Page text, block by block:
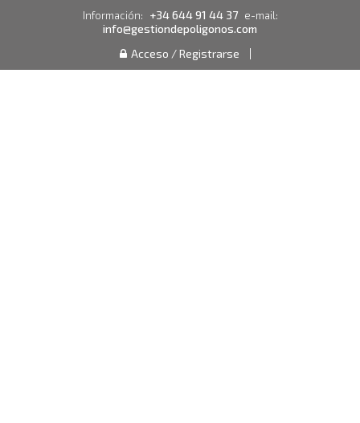
Información: +34 644 91 44 37 e-mail:
info@gestiondepoligonos.com
Acceso / Registrarse